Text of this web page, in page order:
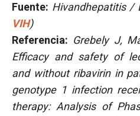
Fuente: Hivandhepatitis /
VIH)
Referencia: Grebely J,
Efficacy and safety of
and without ribavirin in
genotype 1 infection
therapy: Analysis of